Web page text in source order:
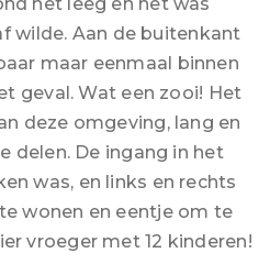
wilde. Aan de buitenkant
maar eenmaal binnen
geval. Wat een zooi! Het
deze omgeving, lang en
delen. De ingang in het
was, en links en rechts
wonen en eentje om te
vroeger met 12 kinderen!